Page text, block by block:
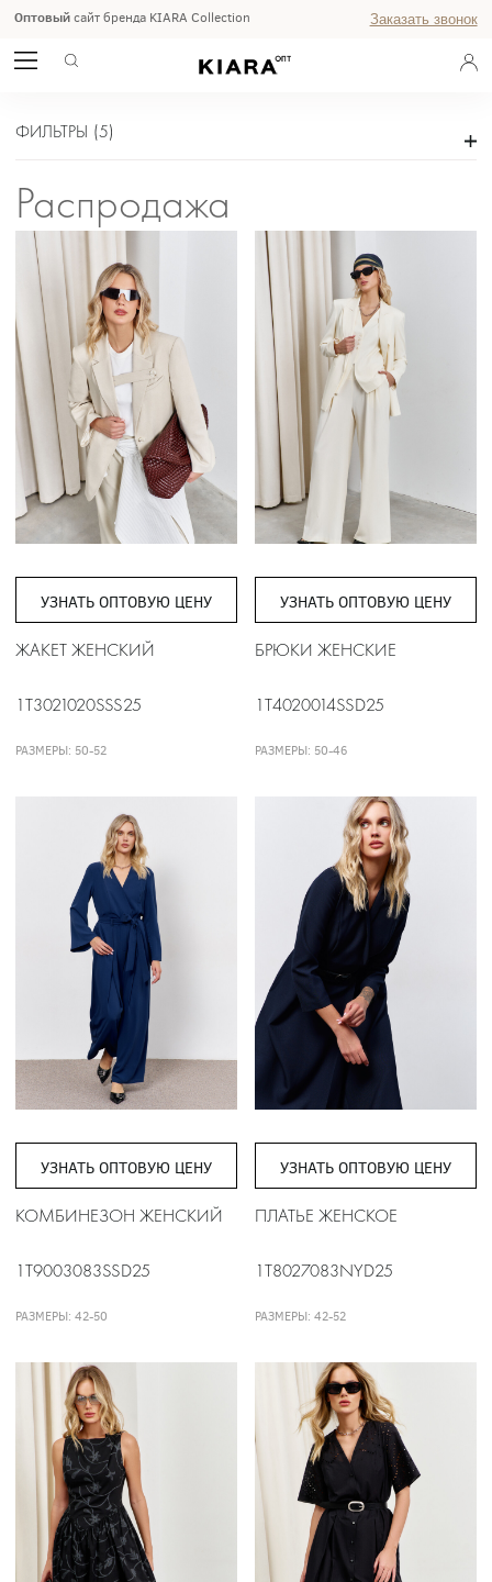
Оптовыйсайт бренда KIARA Collection Заказать звонок
РАСПРОДАЖА
ФИЛЬТРЫ (5)
Распродажа
УЗНАТЬ ОПТОВУЮ ЦЕНУ
ЖАКЕТ ЖЕНСКИЙ
1T3021020SSS25
РАЗМЕРЫ: 50-52
УЗНАТЬ ОПТОВУЮ ЦЕНУ
БРЮКИ ЖЕНСКИЕ
1T4020014SSD25
РАЗМЕРЫ: 50-46
УЗНАТЬ ОПТОВУЮ ЦЕНУ
КОМБИНЕЗОН ЖЕНСКИЙ
1T9003083SSD25
РАЗМЕРЫ: 42-50
УЗНАТЬ ОПТОВУЮ ЦЕНУ
ПЛАТЬЕ ЖЕНСКОЕ
1T8027083NYD25
РАЗМЕРЫ: 42-52